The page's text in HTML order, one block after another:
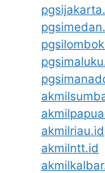
akmilriau.id
akmilntt.id